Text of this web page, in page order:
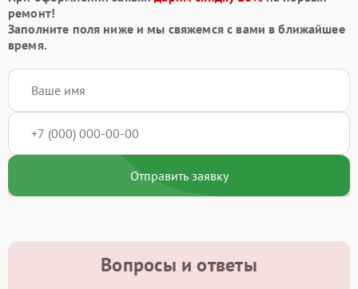
ремонт!
Заполните поля ниже и мы свяжемся с вами в ближайшее
время.
Отправить заявку
Вопросы и ответы